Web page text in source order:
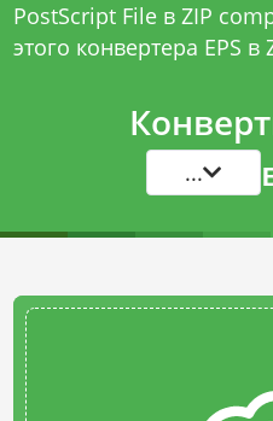
PostScript File в ZIP
этого конвертера EPS в
...